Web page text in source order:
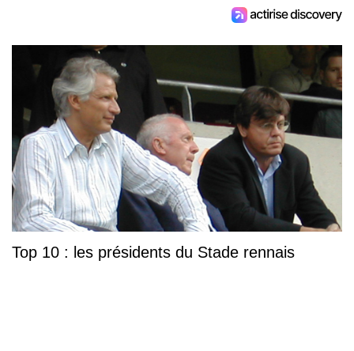
Top 10 : les présidents du Stade rennais